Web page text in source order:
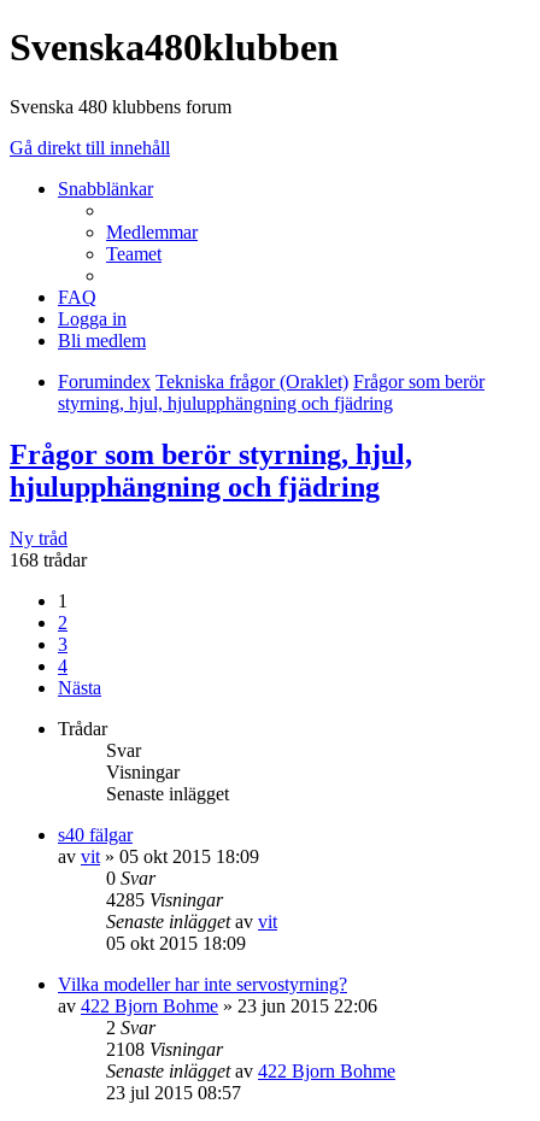
Svenska480klubben
Svenska 480 klubbens forum
Gå direkt till innehåll
Snabblänkar
Medlemmar
Teamet
FAQ
Logga in
Bli medlem
Forumindex Tekniska frågor (Oraklet) Frågor som berör
styrning, hjul, hjulupphängning och fjädring
Frågor som berör styrning, hjul,
hjulupphängning och fjädring
Ny tråd
168 trådar
1
2
3
4
Nästa
Trådar
Svar
Visningar
Senaste inlägget
s40 fälgar
av vit » 05 okt 2015 18:09
0 Svar
4285 Visningar
Senaste inläggetav vit
05 okt 2015 18:09
Vilka modeller har inte servostyrning?
av 422 Bjorn Bohme » 23 jun 2015 22:06
2 Svar
2108 Visningar
Senaste inläggetav 422 Bjorn Bohme
23 jul 2015 08:57